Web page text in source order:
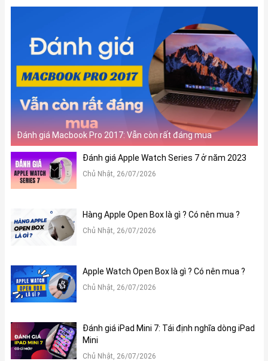
Đánh giá Macbook Pro 2017: Vẫn còn rất đáng mua
Đánh giá Apple Watch Series 7 ở năm 2023
Chủ Nhật, 26/07/2026
Hàng Apple Open Box là gì ? Có nên mua ?
Chủ Nhật, 26/07/2026
Apple Watch Open Box là gì ? Có nên mua ?
Chủ Nhật, 26/07/2026
Đánh giá iPad Mini 7: Tái định nghĩa dòng iPad
Mini
Chủ Nhật, 26/07/2026